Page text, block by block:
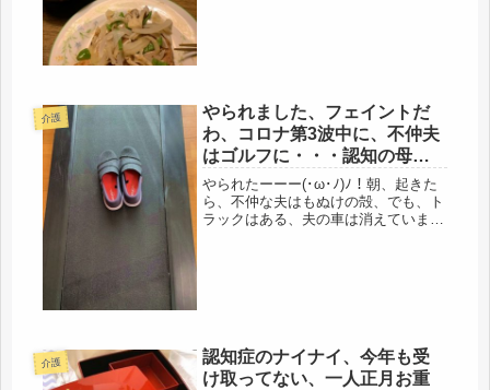
介護
やられました、フェイントだ
わ、コロナ第3波中に、不仲夫
はゴルフに・・・認知の母の
嘘。
やられたーーー(･ω･ﾉ)ﾉ！朝、起きた
ら、不仲な夫はもぬけの殻、でも、ト
ラックはある、夫の車は消えていまし
介護
認知症のナイナイ、今年も受
け取ってない、一人正月お重